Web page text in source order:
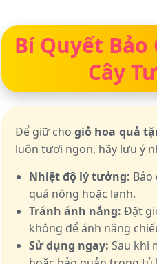
Bí Quyết Bảo
Cây
Để giữ chogiỏ hoa quả
luôn tươi ngon, hãy lưu ý
Nhiệt độ lý tưởng: Bảo
quá nóng hoặc lạnh.
Tránh ánh nắng: Đặt
không để ánh nắng
Sử dụng ngay: Sau khi